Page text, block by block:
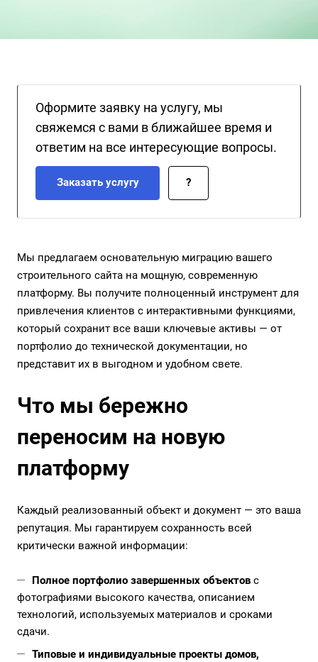
реального масштаба и качества ваших работ.
Оформите заявку на услугу, мы
свяжемся с вами в ближайшее время и
ответим на все интересующие вопросы.
Заказать услугу ?
Мы предлагаем основательную миграцию вашего
строительного сайта на мощную, современную
платформу. Вы получите полноценный инструмент для
привлечения клиентов с интерактивными функциями,
который сохранит все ваши ключевые активы — от
портфолио до технической документации, но
представит их в выгодном и удобном свете.
Что мы бережно
переносим на новую
платформу
Каждый реализованный объект и документ — это ваша
репутация. Мы гарантируем сохранность всей
критически важной информации:
Полное портфолио завершенных объектов с
фотографиями высокого качества, описанием
технологий, используемых материалов и сроками
сдачи.
Типовые и индивидуальные проекты домов,